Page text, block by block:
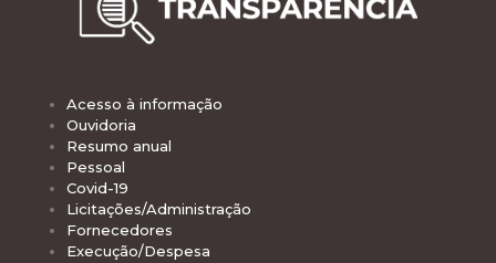
Acesso à informação
Ouvidoria
Resumo anual
Pessoal
Covid-19
Licitações/Administração
Fornecedores
Execução/Despesa